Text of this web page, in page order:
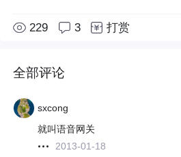
229 3 打赏
全部评论
sxcong
就叫语音网关
2013-01-18